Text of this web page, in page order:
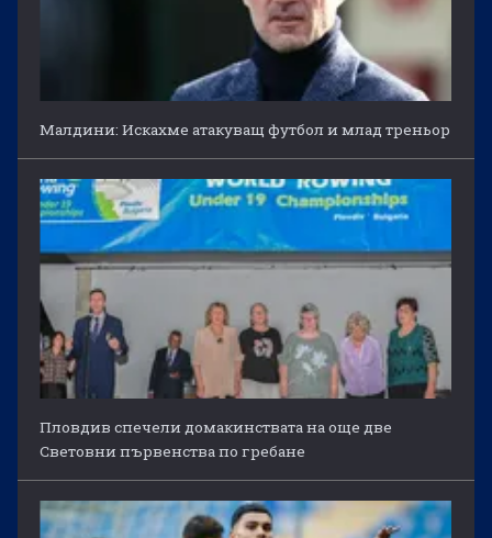
Малдини: Искахме атакуващ футбол и млад треньор
Пловдив спечели домакинствата на още две
Световни първенства по гребане